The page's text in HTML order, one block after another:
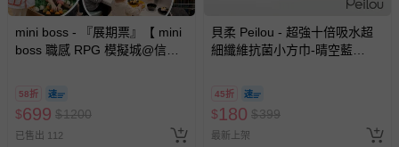
mini boss - 『展期票』【 mini
boss 職感 RPG 模擬城@信義
換，依現場梯次安排入場，逾
期作廢) (兒童票(2歲以上)贈一
名陪伴成人)
58折
$699 $1200
已售出 112
貝柔 Peilou - 超強十倍吸水超
細纖維抗菌小方巾-晴空藍
45折
$180 $399
最新上架